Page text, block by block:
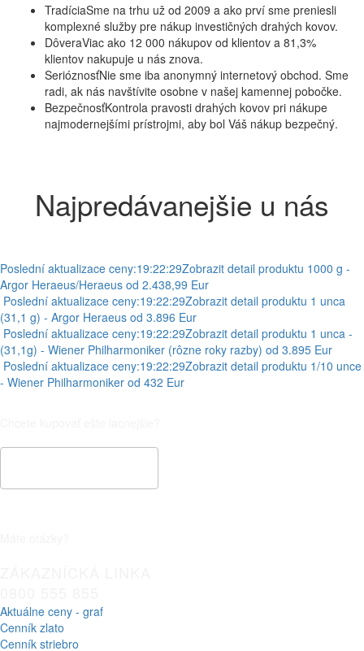
TradíciaSme na trhu už od 2009 a ako prví sme preniesli
komplexné služby pre nákup investičných drahých kovov.
DôveraViac ako 12 000 nákupov od klientov a 81,3%
klientov nakupuje u nás znova.
SerióznosťNie sme iba anonymný internetový obchod. Sme
radi, ak nás navštívite osobne v našej kamennej pobočke.
BezpečnosťKontrola pravosti drahých kovov pri nákupe
najmodernejšími prístrojmi, aby bol Váš nákup bezpečný.
Najpredávanejšie u nás
Poslední aktualizace ceny:19:22:29Zobrazit detail produktu 1000 g -
Argor Heraeus/Heraeus od 2.438,99 Eur
Poslední aktualizace ceny:19:22:29Zobrazit detail produktu 1 unca
(31,1 g) - Argor Heraeus od 3.896 Eur
Poslední aktualizace ceny:19:22:29Zobrazit detail produktu 1 unca -
(31,1g) - Wiener Philharmoniker (rôzne roky razby) od 3.895 Eur
Poslední aktualizace ceny:19:22:29Zobrazit detail produktu 1/10 unce
- Wiener Philharmoniker od 432 Eur
Aktuálne ceny - graf
Cenník zlato
Cenník striebro